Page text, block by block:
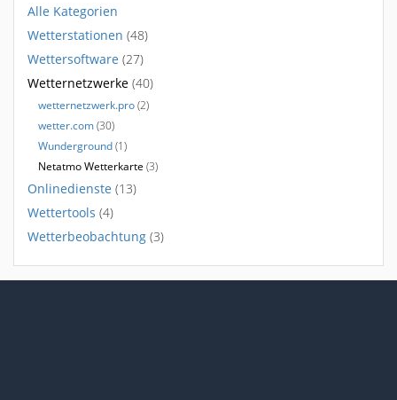
Alle Kategorien
Wetterstationen (48)
Wettersoftware (27)
Wetternetzwerke (40)
wetternetzwerk.pro(2)
wetter.com(30)
Wunderground(1)
Netatmo Wetterkarte (3)
Onlinedienste (13)
Wettertools (4)
Wetterbeobachtung (3)